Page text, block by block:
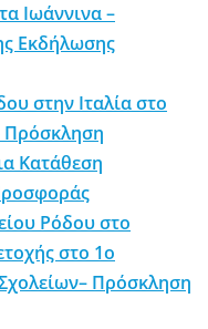
Ιωάννινα –
Εκδήλωσης
στην Ιταλία στο
Πρόσκληση
Κατάθεση
Ρόδου στο
στο 1ο
Πρόσκληση